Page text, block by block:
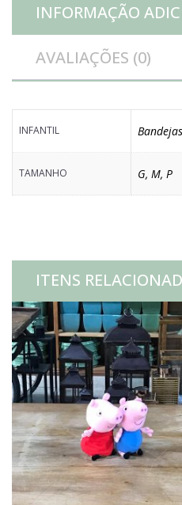
INFORMAÇÃO
AVALIAÇÕES (0)
INFANTIL
TAMANHO G, M, P
ITENS